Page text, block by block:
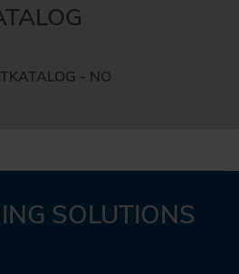
- NO
SOLUTIONS